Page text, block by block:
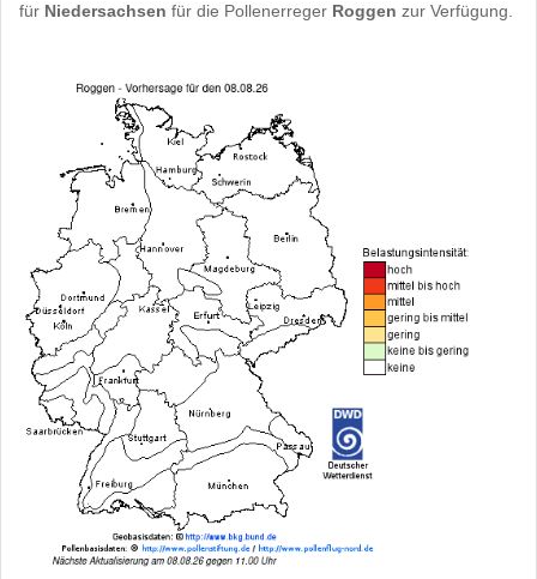
für Niedersachsen für die Pollenerreger Roggen zur Verfügung.